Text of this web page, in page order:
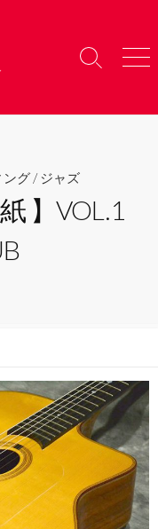
検
り
メ
ー
ング /ジャズ
】VOL.1